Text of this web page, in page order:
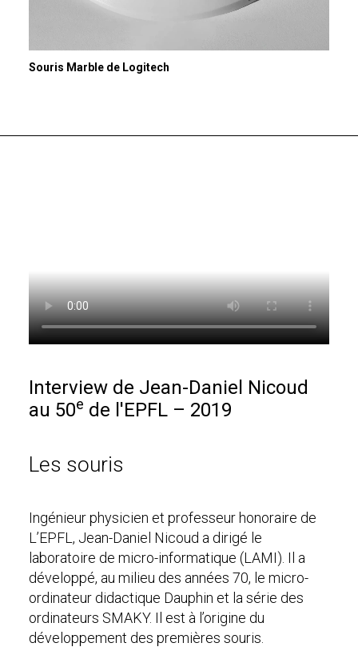
Souris Marble de Logitech
Interview de Jean-Daniel Nicoud
au 50e de l'EPFL – 2019
Les souris
Ingénieur physicien et professeur honoraire de
L’EPFL, Jean-Daniel Nicoud a dirigé le
laboratoire de micro-informatique (LAMI). Il a
développé, au milieu des années 70, le micro-
ordinateur didactique Dauphin et la série des
ordinateurs SMAKY. Il est à l’origine du
développement des premières souris.